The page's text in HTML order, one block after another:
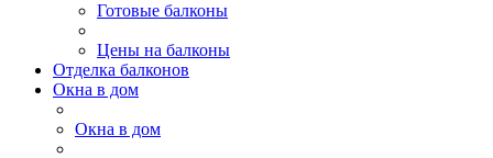
Готовые балконы
Цены на балконы
Отделка балконов
Окна в дом
Окна в дом